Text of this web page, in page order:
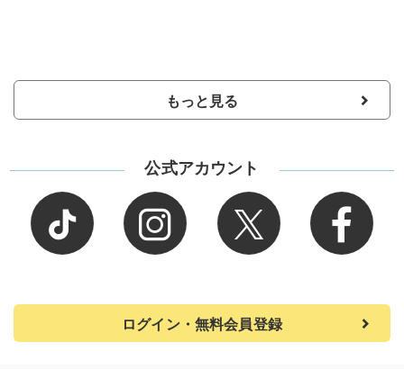
もっと見る
公式アカウント
ログイン・無料会員登録